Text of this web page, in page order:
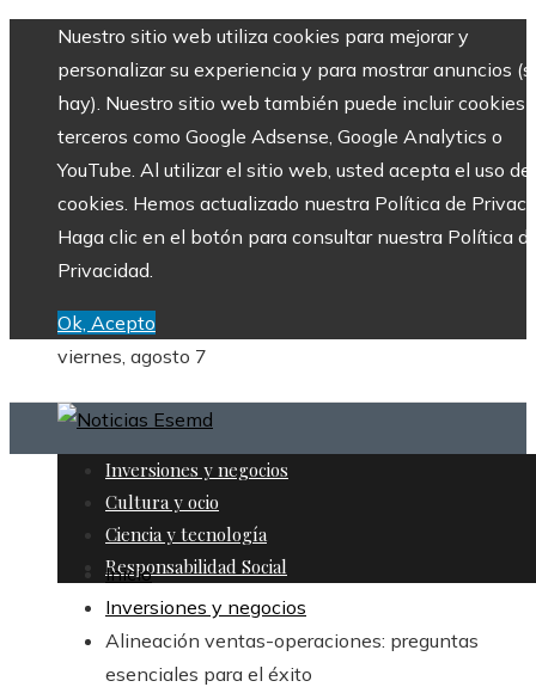
Nuestro sitio web utiliza cookies para mejorar y
personalizar su experiencia y para mostrar anuncios
hay). Nuestro sitio web también puede incluir cookies
terceros como Google Adsense, Google Analytics o
YouTube. Al utilizar el sitio web, usted acepta el uso de
cookies. Hemos actualizado nuestra Política de
Haga clic en el botón para consultar nuestra Política
Privacidad.
Ok, Acepto
viernes, agosto 7
Inversiones y negocios
Cultura y ocio
Ciencia y tecnología
Responsabilidad Social
Inicio
Inversiones y negocios
Alineación ventas-operaciones: preguntas
esenciales para el éxito